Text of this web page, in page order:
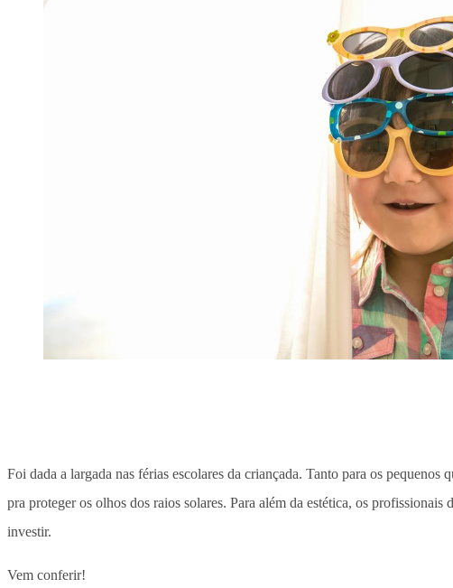
Foi dada a largada nas férias escolares da criançada. Tanto para os
pra proteger os olhos dos raios solares. Para além da estética, os
investir.
Vem conferir!